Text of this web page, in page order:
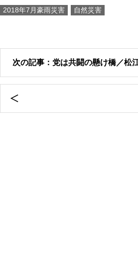
2018年7月豪雨災害 自然災害
次の記事：党は共闘の懸け橋／松